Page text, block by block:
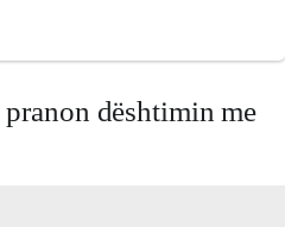
dështimin me